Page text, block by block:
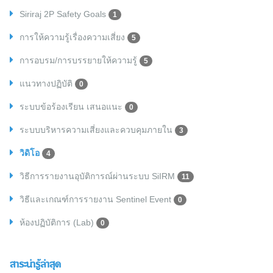
Siriraj 2P Safety Goals 1
การให้ความรู้เรื่องความเสี่ยง 5
การอบรม/การบรรยายให้ความรู้ 5
แนวทางปฏิบัติ 0
ระบบข้อร้องเรียน เสนอแนะ 0
ระบบบริหารความเสี่ยงและควบคุมภายใน 3
วิดิโอ 4
วิธีการรายงานอุบัติการณ์ผ่านระบบ SiIRM 11
วิธีและเกณฑ์การรายงาน Sentinel Event 0
ห้องปฏิบัติการ (Lab) 0
สาระน่ารู้ล่าสุด